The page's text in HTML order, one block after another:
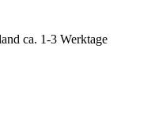
ca. 1-3 Werktage